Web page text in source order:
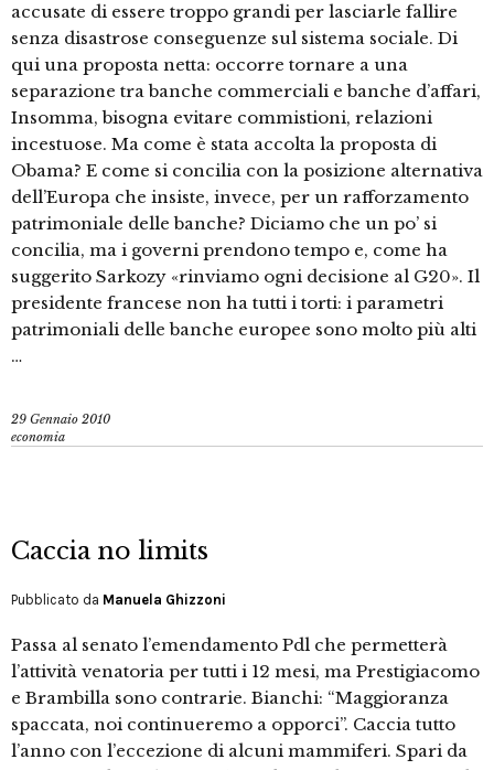
accusate di essere troppo grandi per lasciarle fallire
senza disastrose conseguenze sul sistema sociale. Di
qui una proposta netta: occorre tornare a una
separazione tra banche commerciali e banche d’affari,
Insomma, bisogna evitare commistioni, relazioni
incestuose. Ma come è stata accolta la proposta di
Obama? E come si concilia con la posizione alternativa
dell’Europa che insiste, invece, per un rafforzamento
patrimoniale delle banche? Diciamo che un po’ si
concilia, ma i governi prendono tempo e, come ha
suggerito Sarkozy «rinviamo ogni decisione al G20». Il
presidente francese non ha tutti i torti: i parametri
patrimoniali delle banche europee sono molto più alti
…
29 Gennaio 2010
economia
Caccia no limits
Pubblicato da Manuela Ghizzoni
Passa al senato l’emendamento Pdl che permetterà
l’attività venatoria per tutti i 12 mesi, ma Prestigiacomo
e Brambilla sono contrarie. Bianchi: “Maggioranza
spaccata, noi continueremo a opporci”. Caccia tutto
l’anno con l’eccezione di alcuni mammiferi. Spari da